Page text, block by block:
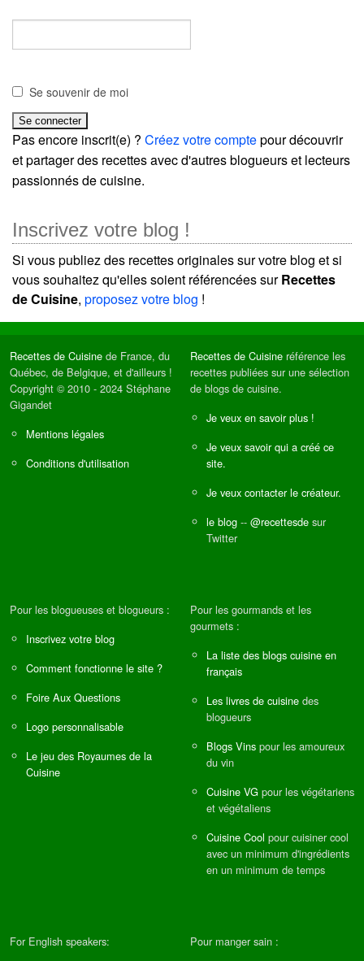
Se souvenir de moi
Pas encore inscrit(e) ? Créez votre comptepour découvrir
et partager des recettes avec d'autres blogueurs et lecteurs
passionnés de cuisine.
Inscrivez votre blog !
Si vous publiez des recettes originales sur votre blog et si
vous souhaitez qu'elles soient référencées surRecettes
de Cuisine, proposez votre blog !
Recettes de Cuisine de France, du
Québec, de Belgique, et d'ailleurs !
Copyright © 2010 - 2024 Stéphane
Gigandet
Mentions légales
Conditions d'utilisation
Recettes de Cuisine référence les
recettes publiées sur une sélection
de blogs de cuisine.
Je veux en savoir plus !
Je veux savoir qui a créé ce
site.
Je veux contacter le créateur.
le blog -- @recettesde sur
Twitter
Pour les blogueuses et blogueurs :
Inscrivez votre blog
Comment fonctionne le site ?
Foire Aux Questions
Logo personnalisable
Le jeu des Royaumes de la
Cuisine
Pour les gourmands et les
gourmets :
La liste des blogs cuisine en
français
Les livres de cuisine des
blogueurs
Blogs Vins pour les amoureux
du vin
Cuisine VG pour les végétariens
et végétaliens
Cuisine Cool pour cuisiner cool
avec un minimum d'ingrédients
en un minimum de temps
For English speakers: Pour manger sain :